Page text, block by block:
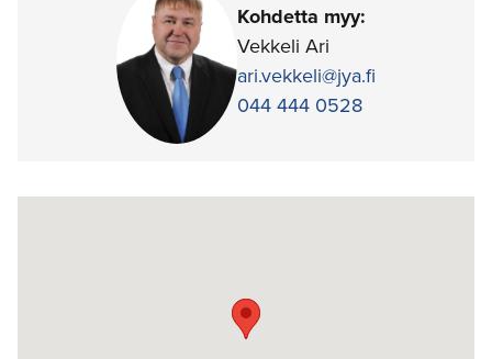
Kohdetta myy:
Vekkeli Ari
ari.vekkeli@jya.fi
044 444 0528